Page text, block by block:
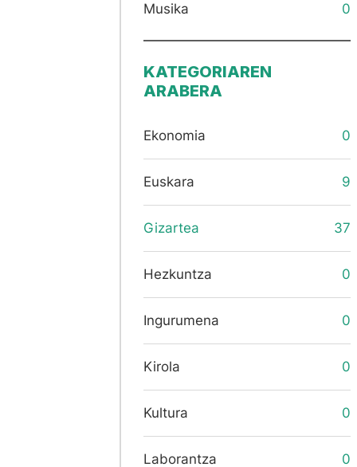
Musika 0
KATEGORIAREN
ARABERA
Ekonomia 0
Euskara 9
Gizartea 37
Hezkuntza 0
Ingurumena 0
Kirola 0
Kultura 0
Laborantza 0